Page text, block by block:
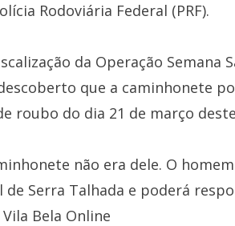
Rodoviária Federal (PRF).
da Operação Semana
que a caminhonete
roubo do dia 21 de março
não era dele. O
de Serra Talhada e poderá
Bela Online